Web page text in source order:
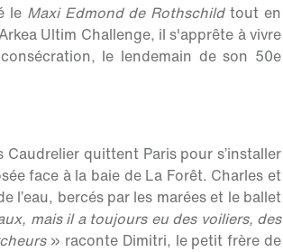
le Maxi Edmond de Rothschildtout en
Ultim Challenge, il s'apprête à vivre
le lendemain de son 50e
quittent Paris pour s’installer
face à la baie de La Forêt. Charles et
bercés par les marées et le ballet
mais il a toujours eu des voiliers, des
» raconte Dimitri, le petit frère de